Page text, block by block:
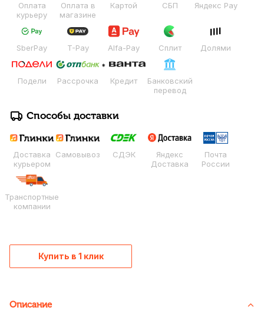
Оплата
курьеру
Оплата в
магазине
Картой СБП Яндекс Pay
SberPay T-Pay Alfa-Pay Сплит Долями
Подели Рассрочка Кредит
Банковский
перевод
Способы доставки
Доставка
курьером
Самовывоз СДЭК
Яндекс
Доставка
Почта
России
Транспортные
компании
Купить в 1 клик
Описание